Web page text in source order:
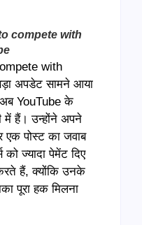
compete with
with
अपडेट सामने आया
YouTube के
में हैं। उन्होंने अपने
एक पोस्ट का जवाब
ज्यादा पेमेंट दिए
हैं, क्योंकि उनके
पूरा हक मिलना